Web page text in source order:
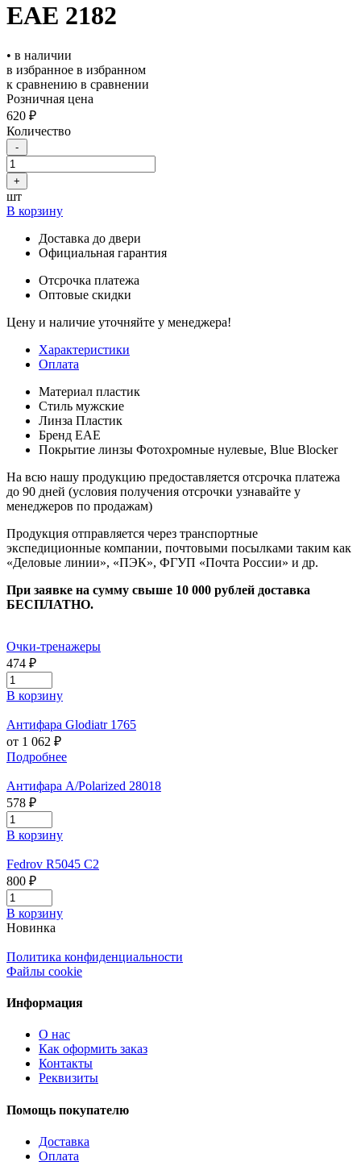
ЕАЕ 2182
• в наличии
в избранное в избранном
к сравнению в сравнении
Розничная цена
620 ₽
Количество
-
+
шт
В корзину
Доставка до двери
Официальная гарантия
Отсрочка платежа
Оптовые скидки
Цену и наличие уточняйте у менеджера!
Характеристики
Оплата
Материал пластик
Стиль мужские
Линза Пластик
Бренд ЕАЕ
Покрытие линзы Фотохромные нулевые, Blue Blocker
На всю нашу продукцию предоставляется отсрочка платежа
до 90 дней (условия получения отсрочки узнавайте у
менеджеров по продажам)
Продукция отправляется через транспортные
экспедиционные компании, почтовыми посылками таким как
«Деловые линии», «ПЭК», ФГУП «Почта России» и др.
При заявке на сумму свыше 10 000 рублей доставка
БЕСПЛАТНО.
Очки-тренажеры
474 ₽
В корзину
Антифара Glodiatr 1765
от 1 062 ₽
Подробнее
Антифара А/Polarized 28018
578 ₽
В корзину
Fedrov R5045 C2
800 ₽
В корзину
Новинка
Политика конфиденциальности
Файлы cookie
Информация
О нас
Как оформить заказ
Контакты
Реквизиты
Помощь покупателю
Доставка
Оплата